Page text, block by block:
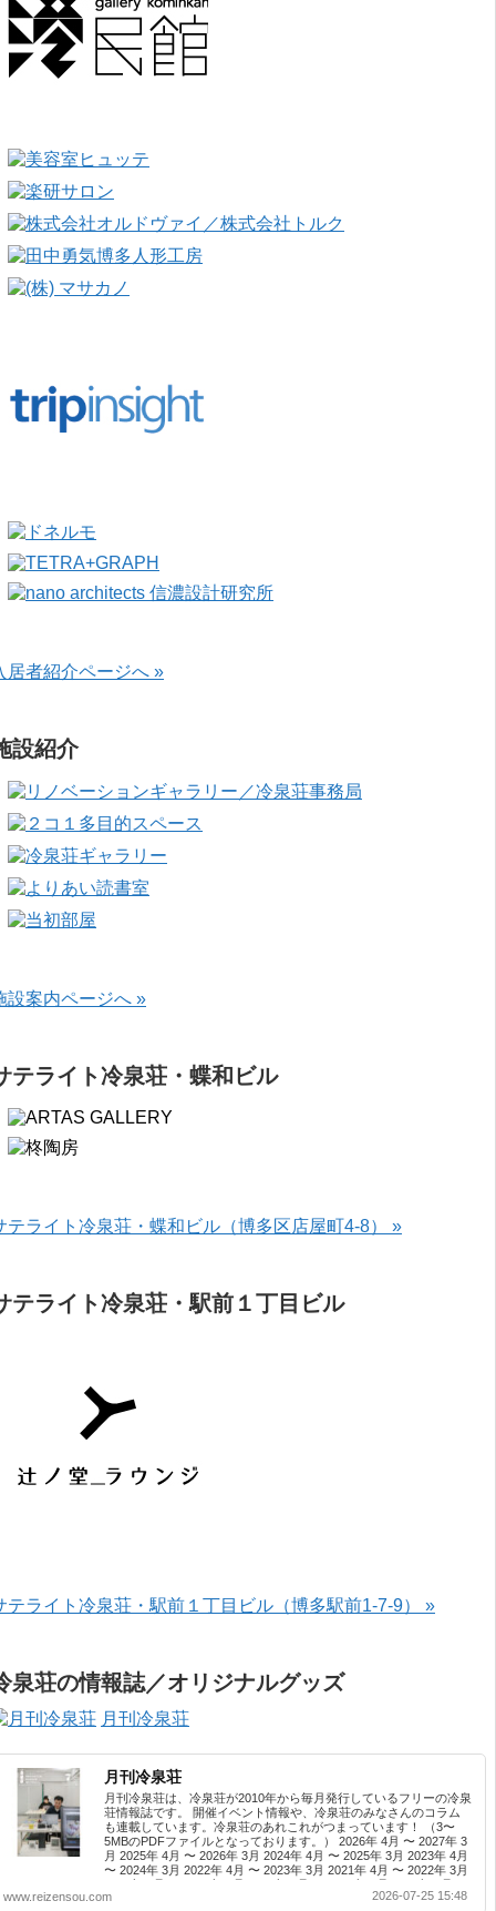
居者紹介ページへ »
設紹介
設案内ページへ »
テライト冷泉荘・蝶和ビル
テライト冷泉荘・蝶和ビル（博多区店屋町4-8） »
テライト冷泉荘・駅前１丁目ビル
テライト冷泉荘・駅前１丁目ビル（博多駅前1-7-9） »
泉荘の情報誌／オリジナルグッズ
月刊冷泉荘
月刊冷泉荘
月刊冷泉荘は、冷泉荘が2010年から毎月発行しているフリーの冷泉
荘情報誌です。 開催イベント情報や、冷泉荘のみなさんのコラム
も連載しています。冷泉荘のあれこれがつまっています！ （3〜
5MBのPDFファイルとなっております。） 2026年 4月 〜 2027年 3
月 2025年 4月 〜 2026年 3月 2024年 4月 〜 2025年 3月 2023年 4月
〜 2024年 3月 2022年 4月 〜 2023年 3月 2021年 4月 〜 2022年 3月
2019年 3月 2017年 4月 〜 2018年 3月 2016年 4月 〜 2017年 3月
www.reizensou.com 2026-07-25 15:48